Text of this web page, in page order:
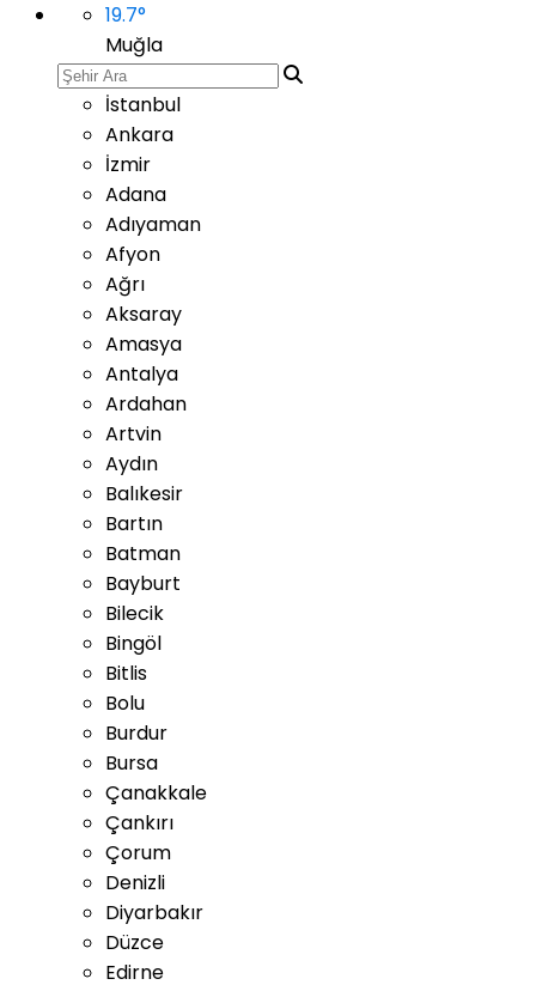
19.7°
Muğla
İstanbul
Ankara
İzmir
Adana
Adıyaman
Afyon
Ağrı
Aksaray
Amasya
Antalya
Ardahan
Artvin
Aydın
Balıkesir
Bartın
Batman
Bayburt
Bilecik
Bingöl
Bitlis
Bolu
Burdur
Bursa
Çanakkale
Çankırı
Çorum
Denizli
Diyarbakır
Düzce
Edirne